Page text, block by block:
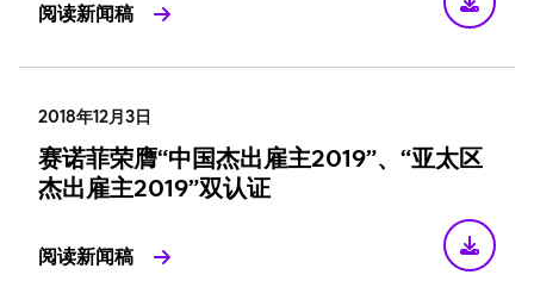
阅读新闻稿
2018年12月3日
赛诺菲荣膺“中国杰出雇主2019”、“亚太区
杰出雇主2019”双认证
阅读新闻稿